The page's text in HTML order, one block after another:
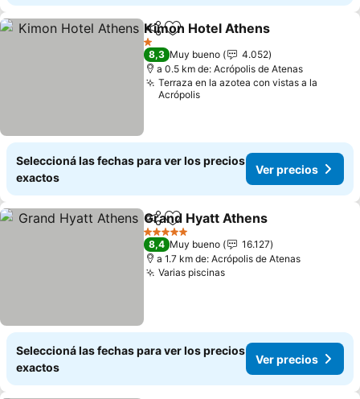
CompartirAñadir a favoritos
Kimon Hotel Athens
1 Estrellas
8,3 Muy bueno
4.052
a 0.5 km de: Acrópolis de Atenas
Terraza en la azotea con vistas a la
Acrópolis
Seleccioná las fechas para ver los precios
exactos
Ver precios
CompartirAñadir a favoritos
Grand Hyatt Athens
5 Estrellas
8,4 Muy bueno
16.127
a 1.7 km de: Acrópolis de Atenas
Varias piscinasVer precios
Seleccioná las fechas para ver los precios
exactos
Ver precios